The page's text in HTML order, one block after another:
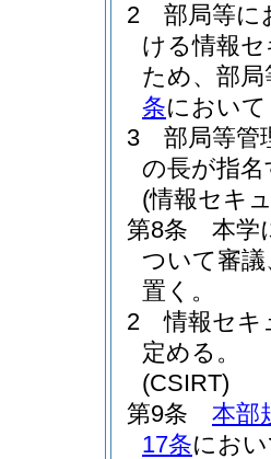
2
部局等に
ける情報
ため、部
条におい
3
部局等管
の長が指
(情報セキ
第8条
本学
ついて審
置く。
2
情報セキ
定める。
(CSIRT)
第9条
本部
17条にお